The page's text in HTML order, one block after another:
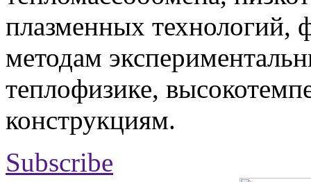
плазменных технологий,
методам
теплофизике,
конструкциям.
Subscribe